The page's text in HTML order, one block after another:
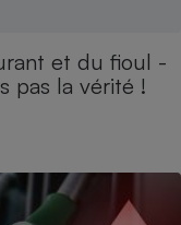
et du fioul -
pas la vérité !